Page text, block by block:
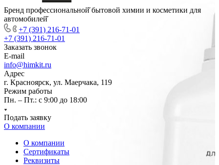
Бренд профессиональной̆ бытовой химии и косметики для
автомобилей̆
+7 (391) 216-71-01
+7 (391) 216-71-01
Заказать звонок
E-mail
info@himkit.ru
Адрес
г. Красноярск, ул. Маерчака, 119
Режим работы
Пн. – Пт.: с 9:00 до 18:00
Подать заявку
О компании
О компании
Сертификаты
Реквизиты